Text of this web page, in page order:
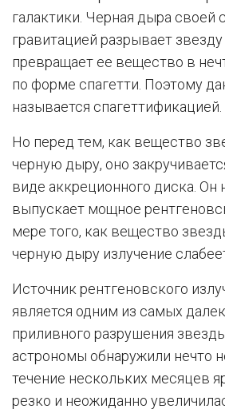
галактики. Черная дыра своей
гравитацией разрывает звезду
превращает ее вещество в
по форме спагетти. Поэтому
называется спагеттификацией.
Но перед тем, как вещество
черную дыру, оно
виде аккреционного диска. Он
выпускает мощное
мере того, как вещество
черную дыру излучение
Источник рентгеновского
является одним из самых
приливного разрушения
астрономы обнаружили нечто
течение нескольких месяцев
резко и неожиданно